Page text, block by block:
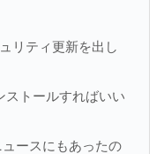
リティ更新を出し
ストールすればいい
ースにもあったの